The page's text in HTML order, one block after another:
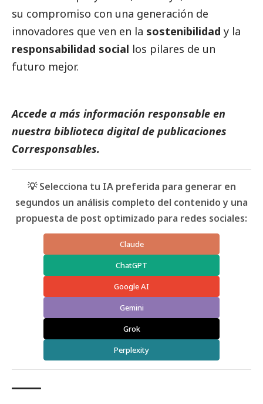
su compromiso con una generación de
innovadores que ven en la sostenibilidad y la
responsabilidad social los pilares de un
futuro mejor.
Accede a más información responsable en
nuestra biblioteca digital de publicaciones
Corresponsables.
💡 Selecciona tu IA preferida para generar en
segundos un análisis completo del contenido y una
propuesta de post optimizado para redes sociales:
Claude
ChatGPT
Google AI
Gemini
Grok
Perplexity